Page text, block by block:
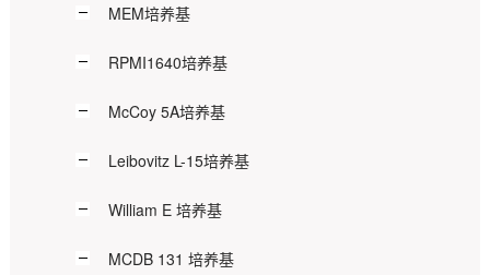
MEM培养基
RPMI1640培养基
McCoy 5A培养基
Leibovitz L-15培养基
William E 培养基
MCDB 131 培养基